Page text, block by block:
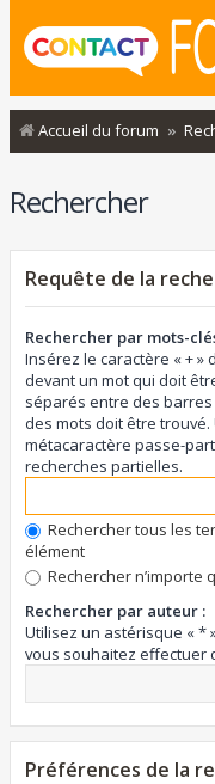
Accueil du forum
Rechercher
Requête de la
Rechercher par mots-
Insérez le caractère « + »
devant un mot qui doit
séparés entre des
des mots doit être
métacaractère passe-
recherches partielles.
Rechercher tous les
élément
Rechercher n’importe
Rechercher par auteur :
Utilisez un astérisque « *
vous souhaitez effectuer
Préférences de la